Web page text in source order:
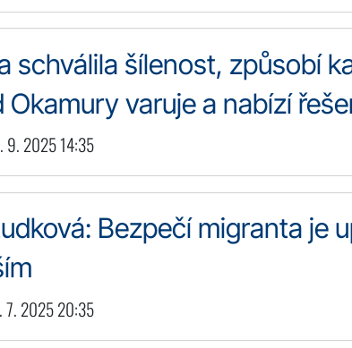
schválila šílenost, způsobí
Okamury varuje a nabízí
9. 2025 14:35
Bezpečí migranta je
7. 2025 20:35